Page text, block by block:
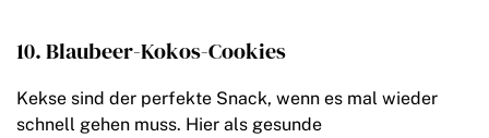
10. Blaubeer-Kokos-Cookies
Kekse sind der perfekte Snack, wenn es mal wieder
schnell gehen muss. Hier als gesunde